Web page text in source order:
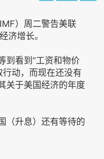
）周二警告美联
济增长。
看到“工资和物价
行动，而现在还没有
关于美国经济的年度
升息）还有等待的